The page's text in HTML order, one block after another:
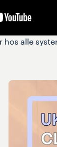
alle